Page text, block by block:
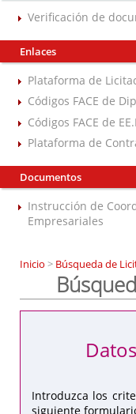
Verificación de
Enlaces
Plataforma de
Códigos FACE de
Códigos FACE de
Plataforma de
Documentos
Instrucción de
Empresariales
Inicio > Búsqueda de
Introduzca los
siguiente